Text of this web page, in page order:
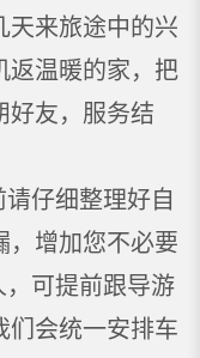
天来旅途中的兴
返温暖的家，把
好友，服务结
请仔细整理好自
，增加您不必要
可提前跟导游
们会统一安排车